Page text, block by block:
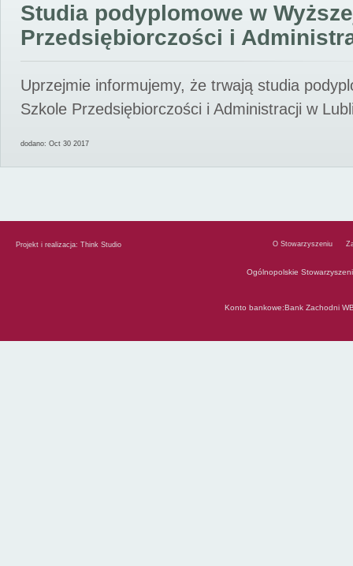
Studia podyplomowe w
Przedsiębiorczości i
Uprzejmie informujemy, że trwają studia
Szkole Przedsiębiorczości i Administracji w
dodano: Oct 30 2017
Projekt i realizacja: Think Studio O Stowarzyszeniu
Ogólnopolskie
Konto bankowe:Bank Zachodni